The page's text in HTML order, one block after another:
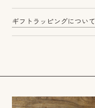
ギフトラッピングについて